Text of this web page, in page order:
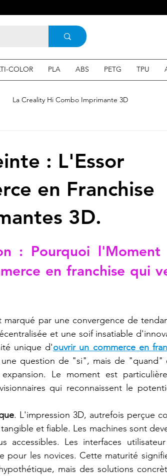
COLOR PLA ABS PETG TPU
La Creality Hi Combo Imprimante 3D
Acheter une machine 3D
SEO Expert en SEO
: L'Essor
en Franchise
3D.
: Pourquoi l'Moment
en franchise qui
par une convergence de
et une soif insatiable
unique d'ouvrir un commerce en
question de "si", mais de "quand"
Le moment est
qui reconnaissent le
. L'impression 3D, autrefois perçue
et fiable. Les machines sont
Les interfaces
pour les novices. Cette maturité
mais des solutions